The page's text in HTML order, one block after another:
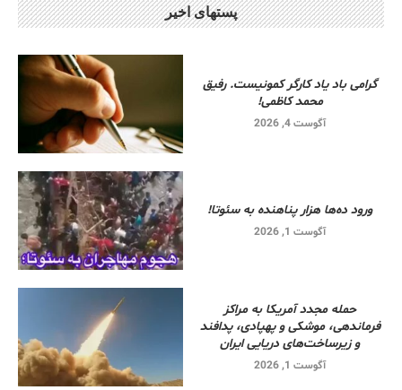
پستهای اخیر
گرامی باد یاد کارگر کمونیست. رفیق
محمد کاظمی!
آگوست 4, 2026
ورود ده‌ها هزار پناهنده به سئوتا!
آگوست 1, 2026
حمله مجدد آمریکا به مراکز
فرماندهی، موشکی و پهپادی، پدافند
و زیرساخت‌های دریایی ایران
آگوست 1, 2026